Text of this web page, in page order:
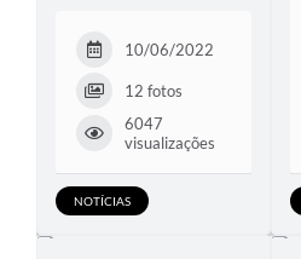
10/06/2022
12 fotos
6047
visualizações
NOTÍCIAS